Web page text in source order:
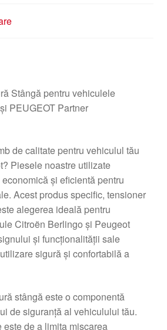
Stângă pentru vehiculele
PEUGEOT Partner
de calitate pentru vehiculul tău
Piesele noastre utilizate
și eficientă pentru
Acest produs specific, tensioner
alegerea ideală pentru
Citroën Berlingo și Peugeot
și funcționalității sale
sigură și confortabilă a
stângă este o componentă
de siguranță al vehiculului tău.
de a limita mișcarea